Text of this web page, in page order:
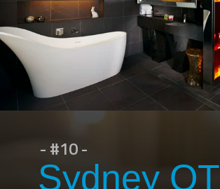
- #10 -
Sydney QT